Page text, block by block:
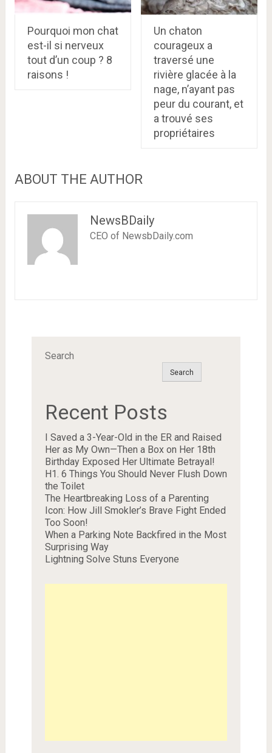
Pourquoi mon chat
est-il si nerveux
tout d’un coup ? 8
raisons !
Un chaton
courageux a
traversé une
rivière glacée à la
nage, n’ayant pas
peur du courant, et
a trouvé ses
propriétaires
ABOUT THE AUTHOR
NewsBDaily
CEO of NewsbDaily.com
Search
Search
Recent Posts
I Saved a 3-Year-Old in the ER and Raised
Her as My Own—Then a Box on Her 18th
Birthday Exposed Her Ultimate Betrayal!
H1. 6 Things You Should Never Flush Down
the Toilet
The Heartbreaking Loss of a Parenting
Icon: How Jill Smokler’s Brave Fight Ended
Too Soon!
When a Parking Note Backfired in the Most
Surprising Way
Lightning Solve Stuns Everyone